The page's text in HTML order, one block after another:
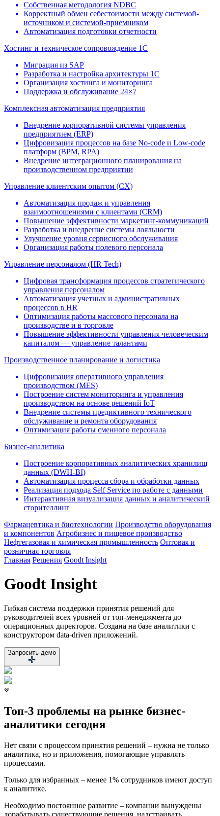
Собственная методология NDBC
Корректный обмен себестоимости между системой-
источником и системой-приемником
Автоматизация подготовки отчетности
Хостинг и техническое сопровождение 1С
Миграция из SAP
Разработка и настройка архитектуры 1С
Организация хостинга и мониторинга
Поддержка и обслуживание 24×7
Комплексная автоматизация предприятия
Внедрение корпоративной системы управления
предприятием (ERP)
Цифровизация процессов на базе No-code и Low-code
платформ (BPM, RPA)
Внедрение интеграционного планирования на
производственном предприятии
Управление клиентским опытом (CX)
Автоматизация продаж и управления
взаимоотношениями c клиентами (CRM)
Повышение эффективности маркетинг-коммуникаций
Разработка и внедрение системы лояльности
Улучшение уровня сервисного обслуживания
Организация работы полевого персонала
Управление персоналом (HR Tech)
Цифровая трансформация процессов стратегического
управления персоналом
Автоматизация учетных и административных
процессов в HR
Оптимизация работы массового персонала на
производстве и в торговле
Повышение эффективности управления человеческим
капиталом — управление талантами
Производственное планирование и логистика
Цифровизация оперативного управления
производством (МЕS)
Построение систем мониторинга и управления
производством на основе решений IoT
Внедрение системы предиктивного технического
обслуживание и ремонта оборудования
Оптимизация работы сменного персонала
Бизнес-аналитика
Построение корпоративных аналитических хранилищ
данных (DWH-BI)
Автоматизация процесса сбора и обработки данных
Реализация подхода Self Service по работе с данными
Интерактивная визуализация данных и аналитический
сторителлинг
Фармацевтика и биотехнологии Производство оборудования
и компонентов Агробизнес и пищевое производство
Нефтегазовая и химическая промышленность Оптовая и
розничная торговля
Главная Решения Goodt Insight
Goodt Insight
Гибкая система поддержки принятия решений для
руководителей всех уровней от топ-менеджмента до
операционных директоров. Создана на базе аналитики с
конструктором data-driven приложений.
Запросить демо
Топ-3 проблемы на рынке бизнес-
аналитики сегодня
Нет связи с процессом принятия решений – нужна не только
аналитика, но и приложения, помогающие управлять
процессами.
Только для избранных – менее 1% сотрудников имеют доступ
к аналитике.
Необходимо постоянное развитие – компании вынуждены
дорабатывать существующие решения, надстраивать